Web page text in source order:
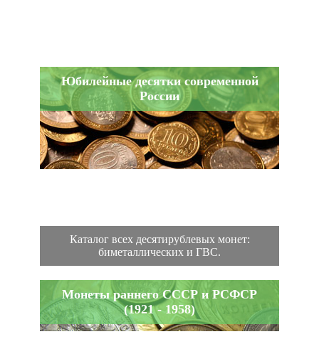
Юбилейные десятки современной
России
Каталог всех десятирублевых монет:
биметаллических и ГВС.
Монеты раннего СССР и РСФСР
(1921 - 1958)